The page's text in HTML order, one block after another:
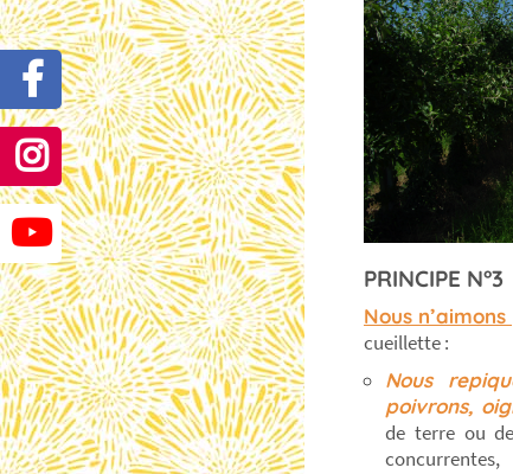
PRINCIPE N°3
Nous
cueillette :
Nous
poivrons,
de terre ou
concurrentes,